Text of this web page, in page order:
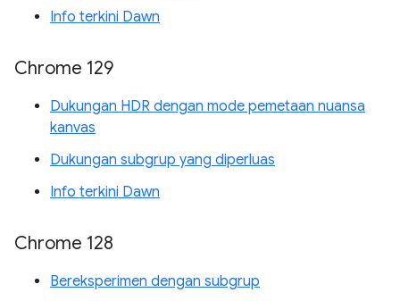
Info terkini Dawn
Chrome 129
Dukungan HDR dengan mode pemetaan nuansa
kanvas
Dukungan subgrup yang diperluas
Info terkini Dawn
Chrome 128
Bereksperimen dengan subgrup